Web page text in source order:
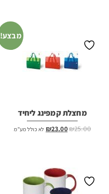
מבצע!
מחצלת קמפינג ליחיד
₪25.00
המחיר₪23.00 המחיר
לא כולל מע"מ